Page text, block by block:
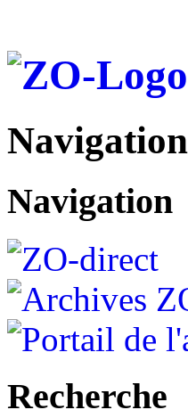
Navigation
Recherche